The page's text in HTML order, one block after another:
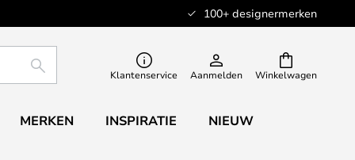
100+ designermerken
Winkelwagen
ZOEKEN Klantenservice Aanmelden
MERKEN INSPIRATIE NIEUW